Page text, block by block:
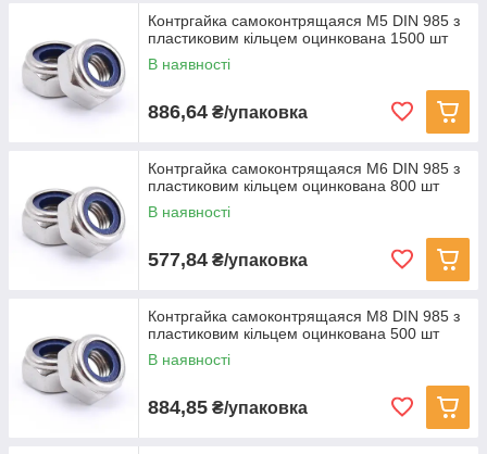
Контргайка самоконтрящаяся M5 DIN 985 з
пластиковим кільцем оцинкована 1500 шт
В наявності
886,64 ₴/упаковка
Контргайка самоконтрящаяся M6 DIN 985 з
пластиковим кільцем оцинкована 800 шт
В наявності
577,84 ₴/упаковка
Контргайка самоконтрящаяся M8 DIN 985 з
пластиковим кільцем оцинкована 500 шт
В наявності
884,85 ₴/упаковка